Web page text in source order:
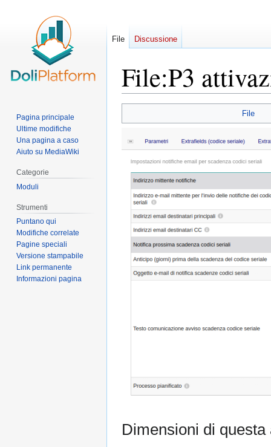
File:P3
alla
alla
File
Dimensioni di
File Discussione
Pagina principale
Ultime modifiche
Una pagina a caso
Aiuto su MediaWiki
Categorie
Moduli
Strumenti
Puntano qui
Modifiche correlate
Pagine speciali
Versione stampabile
Link permanente
Informazioni pagina